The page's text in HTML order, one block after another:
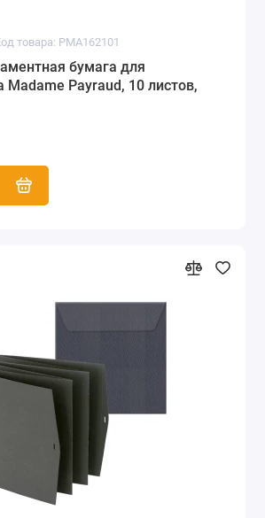
товара: PMA162101
бумага для
Madame Payraud, 10 листов,